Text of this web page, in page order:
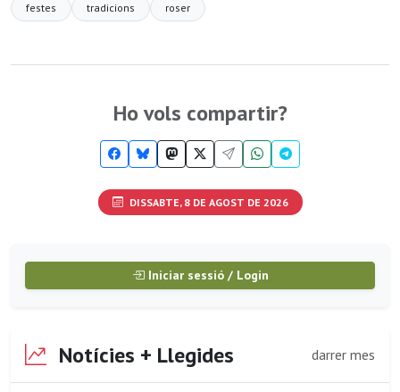
festes tradicions roser
Ho vols compartir?
DISSABTE, 8 DE AGOST DE 2026
Iniciar sessió / Login
Notícies + Llegides darrer mes